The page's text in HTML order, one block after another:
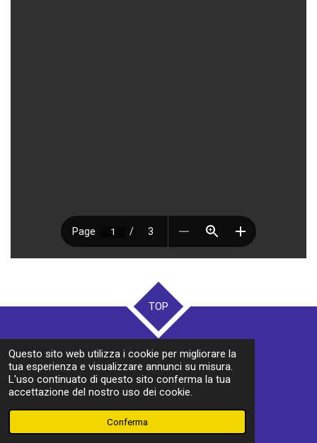
Questo sito web utilizza i cookie per migliorare la
tua esperienza e visualizzare annunci su misura.
L'uso continuato di questo sito conferma la tua
accettazione del nostro uso dei cookie.
Conferma
TOP
© 2024 - 2026 TURISMO E DINTORNI
Webador